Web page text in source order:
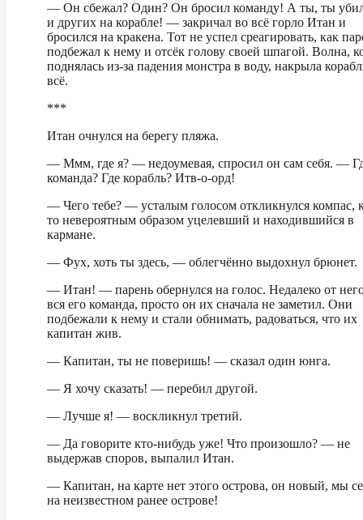
— Он сбежал? Один? Он бросил команду! А ты, ты
и других на корабле! — закричал во всё горло Итан и
бросился на кракена. Тот не успел среагировать, как
подбежал к нему и отсёк голову своей шпагой. Волна,
поднялась из-за падения монстра в воду, накрыла
всё.
***
Итан очнулся на берегу пляжа.
— Ммм, где я? — недоумевая, спросил он сам себя. —
команда? Где корабль? Итв-о-орд!
— Чего тебе? — усталым голосом откликнулся компас,
то невероятным образом уцелевший и находившийся в
кармане.
— Фух, хоть ты здесь, — облегчённо выдохнул брюнет.
— Итан! — парень обернулся на голос. Недалеко от
вся его команда, просто он их сначала не заметил. Они
подбежали к нему и стали обнимать, радоваться, что их
капитан жив.
— Капитан, ты не поверишь! — сказал один юнга.
— Я хочу сказать! — перебил другой.
— Лучше я! — воскликнул третий.
— Да говорите кто-нибудь уже! Что произошло? — не
выдержав споров, выпалил Итан.
— Капитан, на карте нет этого острова, он новый, мы
на неизвестном ранее острове!